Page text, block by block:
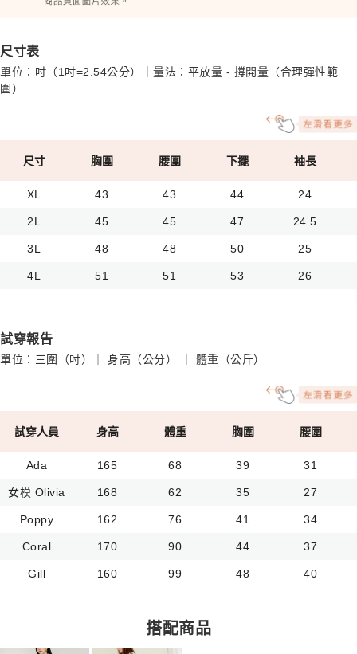
尺寸表
單位：吋（1吋=2.54公分）｜量法：平放量 - 撐開量（合理彈性範
圍）
尺寸 胸圍 腰圍 下擺 袖長
XL 43 43 44 24
2L 45 45 47 24.5
3L 48 48 50 25
4L 51 51 53 26
試穿報告
單位：三圍（吋）｜ 身高（公分） ｜ 體重（公斤）
試穿人員 身高 體重 胸圍 腰圍
Ada 165 68 39 31
女模 Olivia 168 62 35 27
Poppy 162 76 41 34
Coral 170 90 44 37
Gill 160 99 48 40
搭配商品